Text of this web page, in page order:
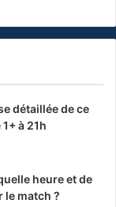
détaillée de ce
à 21h
heure et de
le match ?